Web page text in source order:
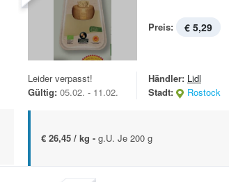
Preis: € 5,29
Leider verpasst!
Gültig: 05.02. - 11.02.
Händler: Lidl
Stadt:
Rostock
€ 26,45 / kg - g.U. Je 200 g